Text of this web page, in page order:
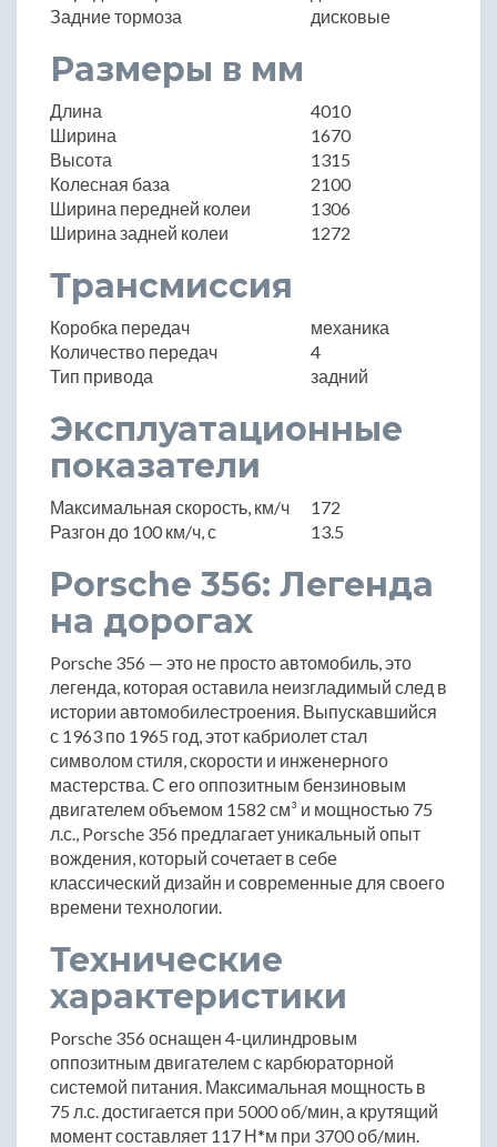
Задние тормоза
дисковые
Размеры в мм
Длина
4010
Ширина
1670
Высота
1315
Колесная база
2100
Ширина передней колеи
1306
Ширина задней колеи
1272
Трансмиссия
Коробка передач
механика
Количество передач
4
Тип привода
задний
Эксплуатационные
показатели
Максимальная скорость, км/ч
172
Разгон до 100 км/ч, с
13.5
Porsche 356: Легенда
на дорогах
Porsche 356 — это не просто автомобиль, это
легенда, которая оставила неизгладимый след в
истории автомобилестроения. Выпускавшийся
с 1963 по 1965 год, этот кабриолет стал
символом стиля, скорости и инженерного
мастерства. С его оппозитным бензиновым
двигателем объемом 1582 см³ и мощностью 75
л.с., Porsche 356 предлагает уникальный опыт
вождения, который сочетает в себе
классический дизайн и современные для своего
времени технологии.
Технические
характеристики
Porsche 356 оснащен 4-цилиндровым
оппозитным двигателем с карбюраторной
системой питания. Максимальная мощность в
75 л.с. достигается при 5000 об/мин, а крутящий
момент составляет 117 Н*м при 3700 об/мин.